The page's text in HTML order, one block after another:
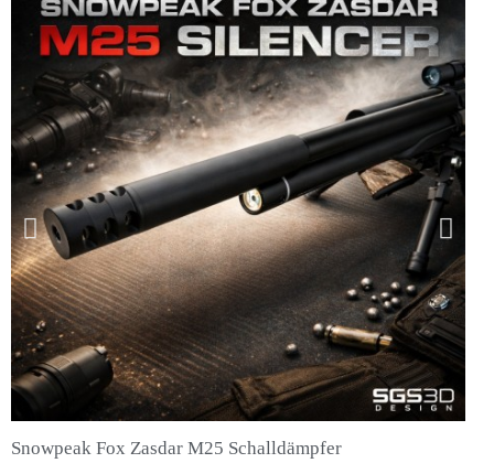
QUICK VIEW
Snowpeak Fox Zasdar M25 Schalldämpfer